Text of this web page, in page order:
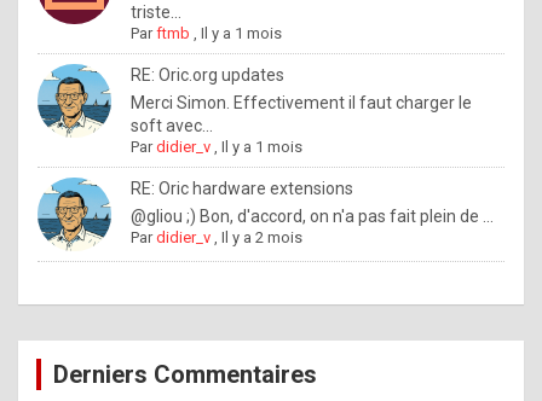
n
o
w
h
o
w
o
e
triste...
Parftmb ,Il y a 1 mois
RE: Oric.org updates
Merci Simon. Effectivement il faut charger le
soft avec...
Pardidier_v ,Il y a 1 mois
RE: Oric hardware extensions
@gliou ;) Bon, d'accord, on n'a pas fait plein de ...
Pardidier_v ,Il y a 2 mois
Derniers Commentaires